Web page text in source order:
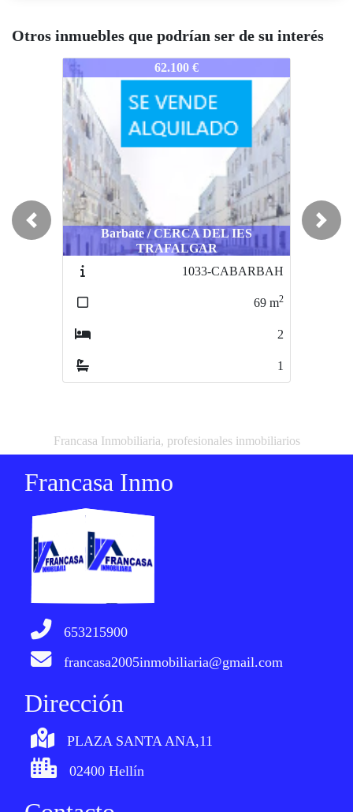
Otros inmuebles que podrían ser de su interés
CÁALGFE
Barbate / CERCA DEL IES
TRAFALGAR
1033-CABARBAH
El
2450-CÁALGFE59.200 €
El Puerto de Santa María / CERCA DEL
IES JOSE LUIS TEJADA
1379-PUERBO
68m
Previous Next
Francasa Inmobiliaria, profesionales inmobiliarios
Francasa Inmo
653215900
francasa2005inmobiliaria@gmail.com
Dirección
PLAZA SANTA ANA,11
02400 Hellín